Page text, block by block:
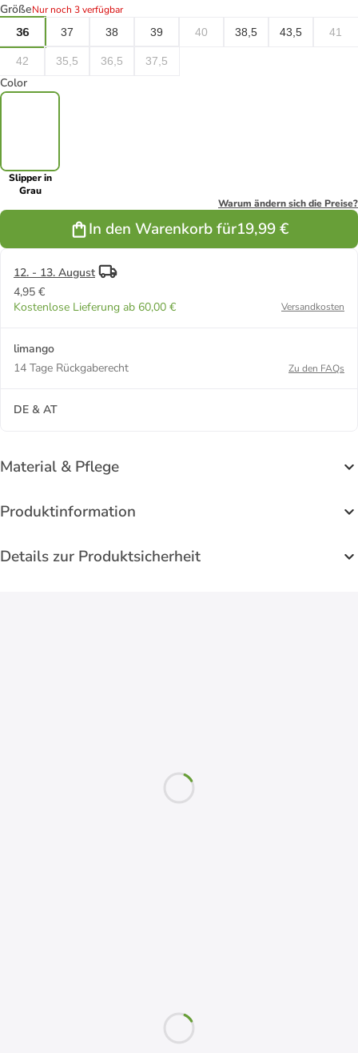
GrößeNur noch 3 verfügbar
36
37 38 39 40 38,5 43,5 41
42 35,5 36,5 37,5
Color
Slipper in
Grau
Warum ändern sich die Preise?
In den Warenkorb für19,99 €
12. - 13. August
4,95 €
Kostenlose Lieferung ab 60,00 €
Versandkosten
limango
14 Tage Rückgaberecht
Zu den FAQs
DE & AT
Material & Pflege
Produktinformation
Details zur Produktsicherheit